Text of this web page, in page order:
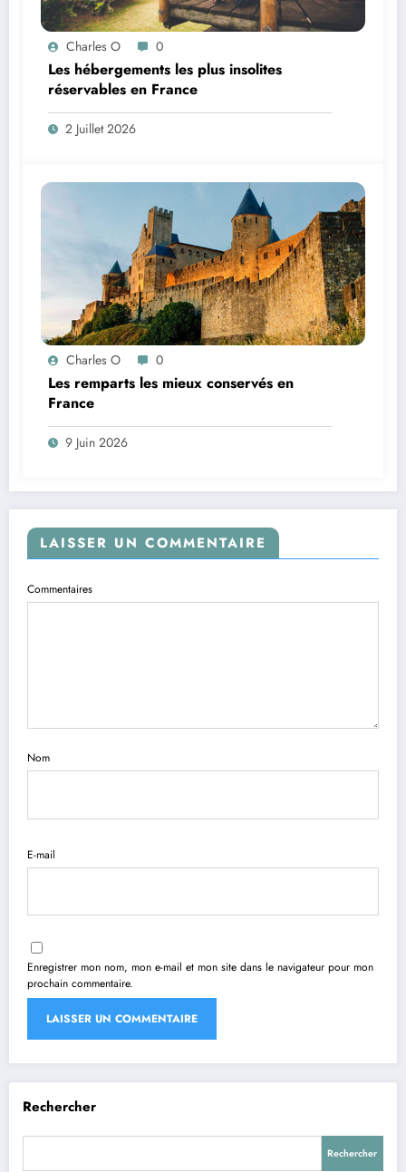
Charles O 0
Les hébergements les plus insolites
réservables en France
2 Juillet 2026
Charles O 0
Les remparts les mieux conservés en
France
9 Juin 2026
LAISSER UN COMMENTAIRE
Commentaires
Nom
E-mail
Enregistrer mon nom, mon e-mail et mon site dans le navigateur pour mon
prochain commentaire.
Rechercher
Rechercher